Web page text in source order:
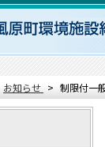
お知らせ 制限付一